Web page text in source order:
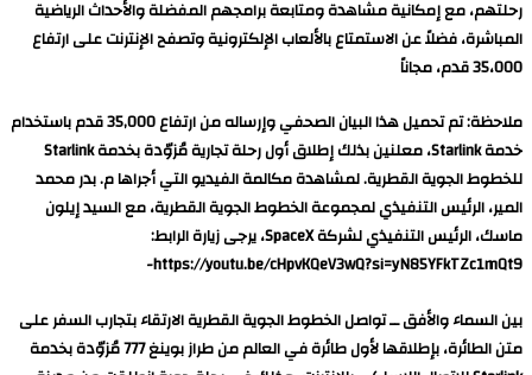
رحلتهم، مع إمكانية مشاهدة ومتابعة برامجهم المفضلة والأحداث الرياضية
المباشرة، فضلاً عن الاستمتاع بالألعاب الإلكترونية وتصفح الإنترنت على ارتفاع
35،000 قدم، مجاناً
ملاحظة: تم تحميل هذا البيان الصحفي وإرساله من ارتفاع 35,000 قدم باستخدام
خدمة Starlink، معلنين بذلك إطلاق أول رحلة تجارية مُزوّدة بخدمة Starlink
للخطوط الجوية القطرية. لمشاهدة مكالمة الفيديو التي أجراها م. بدر محمد
المير، الرئيس التنفيذي لمجموعة الخطوط الجوية القطرية، مع السيد إيلون
ماسك، الرئيس التنفيذي لشركة SpaceX، يرجى زيارة الرابط:
https://youtu.be/cHpvKQeV3wQ?si=yN85YFkTZc1mQt9-
بين السماء والأفق ــ تواصل الخطوط الجوية القطرية الارتقاء بتجارب السفر على
متن الطائرة، بإطلاقها لأول طائرة في العالم من طراز بوينغ 777 مُزوّدة بخدمة